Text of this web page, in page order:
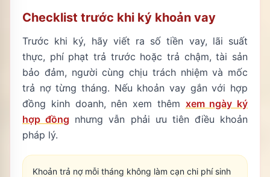
Checklist trước khi ký khoản vay
Trước khi ký, hãy viết ra số tiền vay, lãi suất
thực, phí phạt trả trước hoặc trả chậm, tài sản
bảo đảm, người cùng chịu trách nhiệm và mốc
trả nợ từng tháng. Nếu khoản vay gắn với hợp
đồng kinh doanh, nên xem thêm xem ngày ký
hợp đồng nhưng vẫn phải ưu tiên điều khoản
pháp lý.
Khoản trả nợ mỗi tháng không làm cạn chi phí sinh